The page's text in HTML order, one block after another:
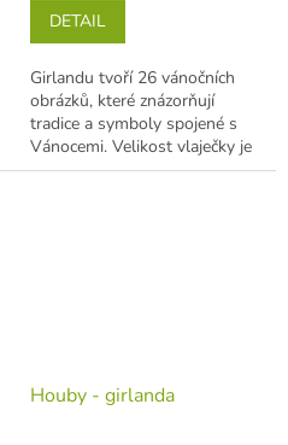
DETAIL
Girlandu tvoří 26 vánočních
obrázků, které znázorňují
tradice a symboly spojené s
Vánocemi. Velikost vlaječky je
cca 13*19 cm (3 vlaječky se
Houby - girlanda